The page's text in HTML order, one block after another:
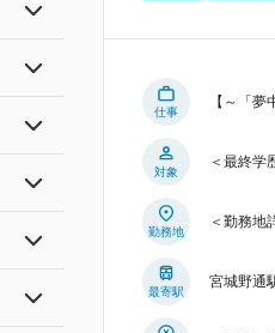
仕事
【～「
対象
＜最終学
勤務地
＜勤務地
最寄駅
宮城野通